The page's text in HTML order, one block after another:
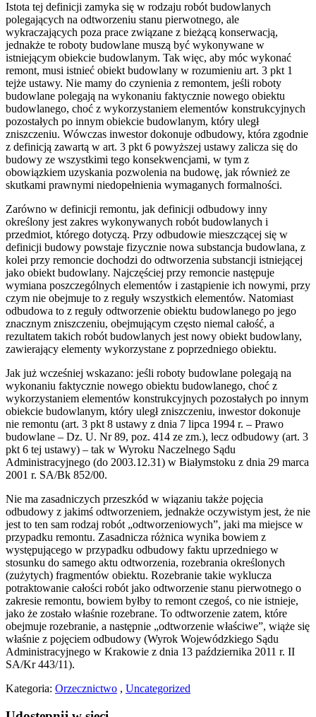
Istota tej definicji zamyka się w rodzaju robót budowlanych
polegających na odtworzeniu stanu pierwotnego, ale
wykraczających poza prace związane z bieżącą konserwacją,
jednakże te roboty budowlane muszą być wykonywane w
istniejącym obiekcie budowlanym. Tak więc, aby móc wykonać
remont, musi istnieć obiekt budowlany w rozumieniu art. 3 pkt 1
tejże ustawy. Nie mamy do czynienia z remontem, jeśli roboty
budowlane polegają na wykonaniu faktycznie nowego obiektu
budowlanego, choć z wykorzystaniem elementów konstrukcyjnych
pozostałych po innym obiekcie budowlanym, który uległ
zniszczeniu. Wówczas inwestor dokonuje odbudowy, która zgodnie
z definicją zawartą w art. 3 pkt 6 powyższej ustawy zalicza się do
budowy ze wszystkimi tego konsekwencjami, w tym z
obowiązkiem uzyskania pozwolenia na budowę, jak również ze
skutkami prawnymi niedopełnienia wymaganych formalności.
Zarówno w definicji remontu, jak definicji odbudowy inny
określony jest zakres wykonywanych robót budowlanych i
przedmiot, którego dotyczą. Przy odbudowie mieszczącej się w
definicji budowy powstaje fizycznie nowa substancja budowlana, z
kolei przy remoncie dochodzi do odtworzenia substancji istniejącej
jako obiekt budowlany. Najczęściej przy remoncie następuje
wymiana poszczególnych elementów i zastąpienie ich nowymi, przy
czym nie obejmuje to z reguły wszystkich elementów. Natomiast
odbudowa to z reguły odtworzenie obiektu budowlanego po jego
znacznym zniszczeniu, obejmującym często niemal całość, a
rezultatem takich robót budowlanych jest nowy obiekt budowlany,
zawierający elementy wykorzystane z poprzedniego obiektu.
Jak już wcześniej wskazano: jeśli roboty budowlane polegają na
wykonaniu faktycznie nowego obiektu budowlanego, choć z
wykorzystaniem elementów konstrukcyjnych pozostałych po innym
obiekcie budowlanym, który uległ zniszczeniu, inwestor dokonuje
nie remontu (art. 3 pkt 8 ustawy z dnia 7 lipca 1994 r. – Prawo
budowlane – Dz. U. Nr 89, poz. 414 ze zm.), lecz odbudowy (art. 3
pkt 6 tej ustawy) – tak w Wyroku Naczelnego Sądu
Administracyjnego (do 2003.12.31) w Białymstoku z dnia 29 marca
2001 r. SA/Bk 852/00.
Nie ma zasadniczych przeszkód w wiązaniu także pojęcia
odbudowy z jakimś odtworzeniem, jednakże oczywistym jest, że nie
jest to ten sam rodzaj robót „odtworzeniowych”, jaki ma miejsce w
przypadku remontu. Zasadnicza różnica wynika bowiem z
występującego w przypadku odbudowy faktu uprzedniego w
stosunku do samego aktu odtworzenia, rozebrania określonych
(zużytych) fragmentów obiektu. Rozebranie takie wyklucza
potraktowanie całości robót jako odtworzenie stanu pierwotnego o
zakresie remontu, bowiem byłby to remont czegoś, co nie istnieje,
jako że zostało właśnie rozebrane. To odtworzenie zatem, które
obejmuje rozebranie, a następnie „odtworzenie właściwe”, wiąże się
właśnie z pojęciem odbudowy (Wyrok Wojewódzkiego Sądu
Administracyjnego w Krakowie z dnia 13 października 2011 r. II
SA/Kr 443/11).
Kategoria: Orzecznictwo , Uncategorized